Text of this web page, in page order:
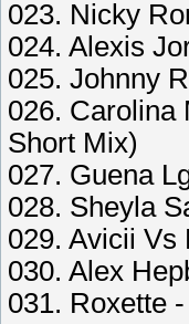
023. Nicky
024. Alexis
025. Johnny
026. Carolina
Short Mix)
027. Guena
028. Sheyla
029. Avicii Vs
030. Alex
031. Roxette